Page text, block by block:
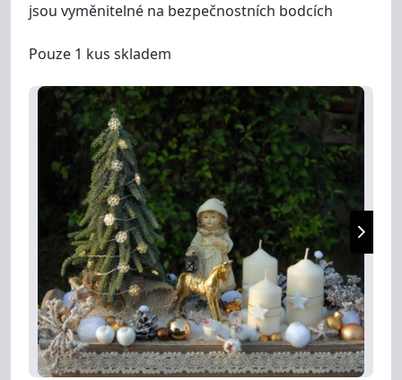
jsou vyměnitelné na bezpečnostních bodcích
Pouze 1 kus skladem